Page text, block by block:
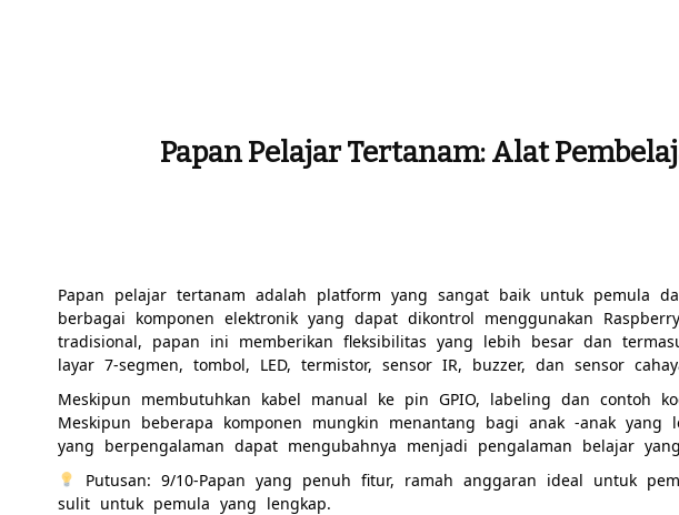
Papan Pelajar Tertanam: Alat
Papan pelajar tertanam adalah platform yang sangat baik untuk pemula
berbagai komponen elektronik yang dapat dikontrol menggunakan
tradisional, papan ini memberikan fleksibilitas yang lebih besar dan
layar 7-segmen, tombol, LED, termistor, sensor IR, buzzer, dan sensor
Meskipun membutuhkan kabel manual ke pin GPIO, labeling dan contoh
Meskipun beberapa komponen mungkin menantang bagi anak -anak
yang berpengalaman dapat mengubahnya menjadi pengalaman belajar
Putusan: 9/10-Papan yang penuh fitur, ramah anggaran ideal untuk
sulit untuk pemula yang lengkap.